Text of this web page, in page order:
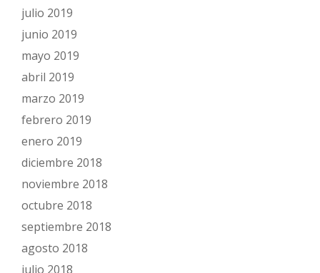
julio 2019
junio 2019
mayo 2019
abril 2019
marzo 2019
febrero 2019
enero 2019
diciembre 2018
noviembre 2018
octubre 2018
septiembre 2018
agosto 2018
julio 2018